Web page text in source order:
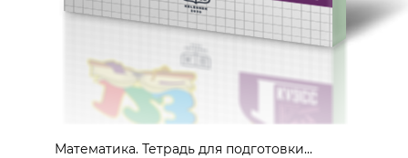
Математика. Тетрадь для подготовки...